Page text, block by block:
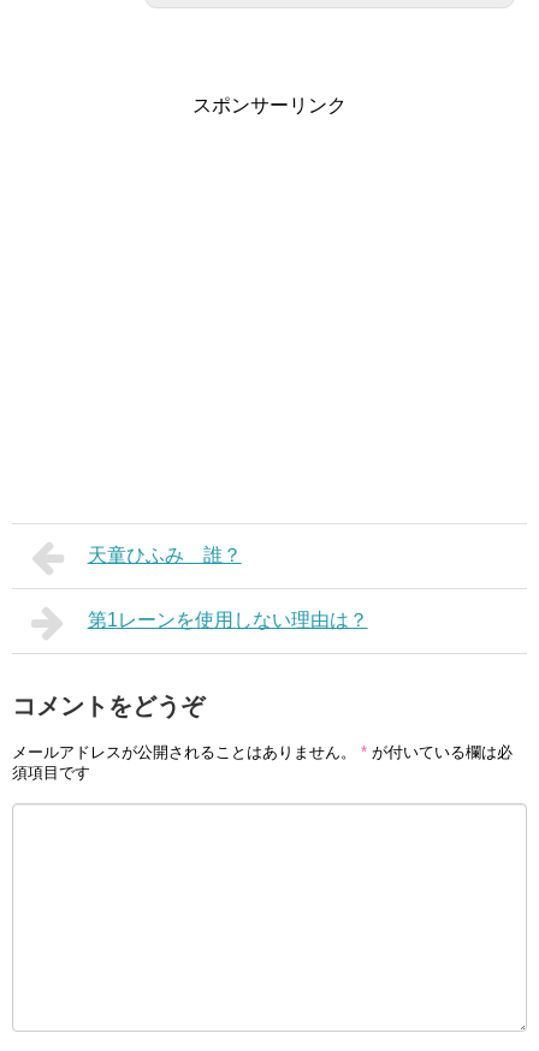
スポンサーリンク
天童ひふみ 誰？
第1レーンを使用しない理由は？
コメントをどうぞ
メールアドレスが公開されることはありません。 * が付いている欄は必
須項目です